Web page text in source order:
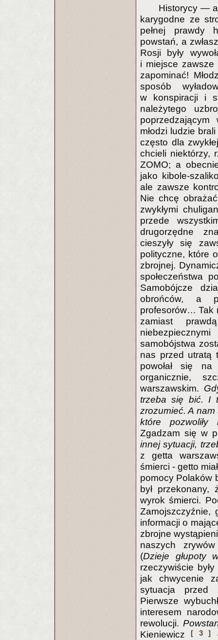
Historycy —
karygodne ze
pełnej prawdy
powstań, a
Rosji były
i miejsce
zapominać!
sposób
w konspiracji i
należytego
poprzedzającym
młodzi ludzie
często dla
chcieli niektórzy,
ZOMO; a
jako kibole-
ale zawsze
Nie chcę
zwykłymi
przede
drugorzędne
cieszyły się
polityczne, które
zbrojnej.
społeczeństwa
Samobójcze
obrońców, a
profesorów… Tak
zamiast
samobójstwa
nas przed utratą
powołał się na
organicznie,
warszawskim.
trzeba się bić. I
zrozumieć. A
które
Zgadzam się w
innej sytuacji,
z getta
śmierci - getto
pomocy Polaków
był
wyrok śmierci.
Zamojszczyźnie,
informacji o
zbrojne
naszych
(Dzieje głupoty
rzeczywiście
jak chwycenie
sytuacja przed
Pierwsze
interesem
rewolucji.
Kieniewicz
[ 3 ]